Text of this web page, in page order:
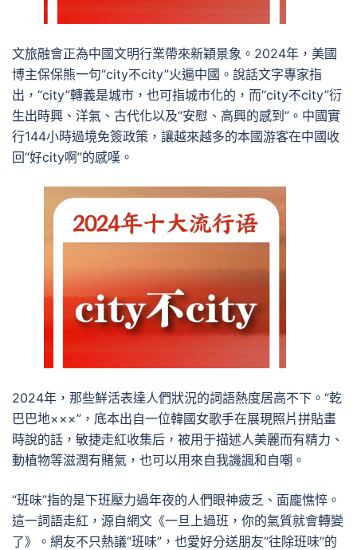
文旅融會正為中國文明行業帶來新穎景象。2024年，美國
博主保保熊一句“city不city”火遍中國。說話文字專家指
出，“city”轉義是城市，也可指城市化的，而“city不city”衍
生出時興、洋氣、古代化以及“安慰、高興的感到”。中國實
行144小時過境免簽政策，讓越來越多的本國游客在中國收
回“好city啊”的感嘆。
2024年，那些鮮活表達人們狀況的詞語熱度居高不下。“乾
巴巴地×××”，底本出自一位韓國女歌手在展現照片拼貼畫
時說的話，敏捷走紅收集后，被用于描述人美麗而有精力、
動植物等滋潤有賭氣，也可以用來自我譏諷和自嘲。
“班味”指的是下班壓力過年夜的人們眼神疲乏、面龐憔悴。
這一詞語走紅，源自網文《一旦上過班，你的氣質就會轉變
了》。網友不只熱議“班味”，也愛好分送朋友“往除班味”的